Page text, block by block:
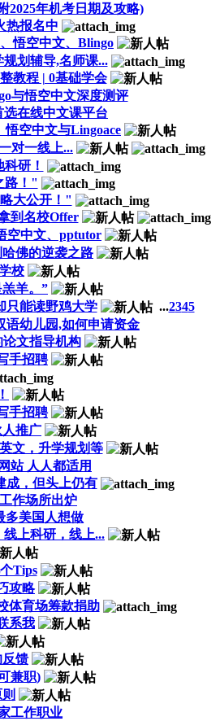
2025年机考日期及攻略)
热报名中
悟空中文、Blingo
划辅导,名师课...
教程 | 0基础学会
与悟空中文深度测评
在线中文课平台
空中文与Lingoace
对一线上...
研！
路！"
大公开！"
到名校Offer
空中文、pptutor
佛的逆袭之路
校
羊。”
只能读野鸡大学
...2345
语幼儿园,如何申请资金
文指导机构
手招聘
手招聘
人推广
文，升学规划等
站 人人都适用
成，但头上仍有
作场所出炉
多美国人想做
上科研，线上...
Tips
攻略
体育场筹款捐助
系我
馈
兼职)
工作职业